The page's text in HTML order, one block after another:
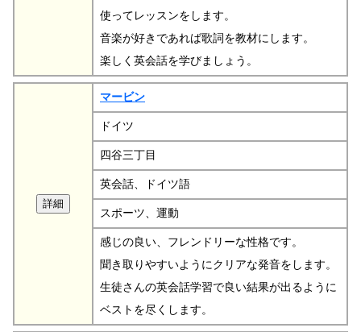
使ってレッスンをします。
音楽が好きであれば歌詞を教材にします。
楽しく英会話を学びましょう。
マービン
ドイツ
四谷三丁目
英会話、ドイツ語
スポーツ、運動
感じの良い、フレンドリーな性格です。
聞き取りやすいようにクリアな発音をします。
生徒さんの英会話学習で良い結果が出るように
ベストを尽くします。